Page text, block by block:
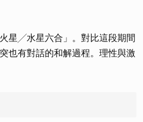
星╱水星六合」。對比這段期間
也有對話的和解過程。理性與激